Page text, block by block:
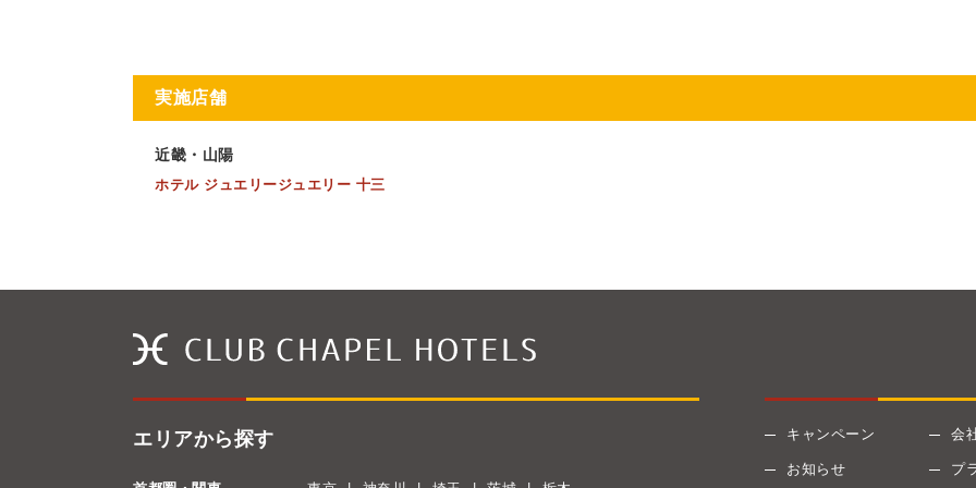
実施店舗
近畿・山陽
ホテル ジュエリージュエリー 十三
エリアから探す キャンペーン
お知らせ
会
プ